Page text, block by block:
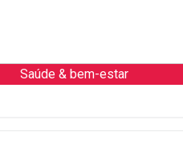
Saúde & bem-estar